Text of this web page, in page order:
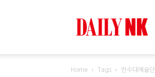
Home Tags 만수대예술단